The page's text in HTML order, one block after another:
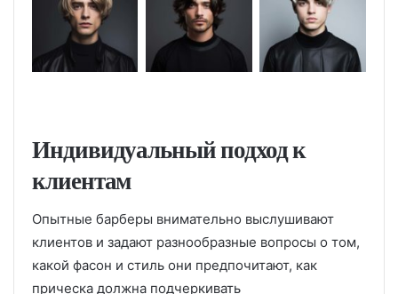
Индивидуальный подход к
клиентам
Опытные барберы внимательно выслушивают
клиентов и задают разнообразные вопросы о том,
какой фасон и стиль они предпочитают, как
прическа должна подчеркивать